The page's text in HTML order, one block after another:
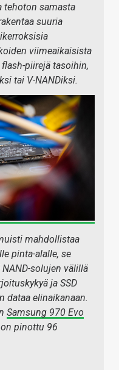
tehoton samasta
suuria
viimeaikaisista
piirejä tasoihin,
tai V-NANDiksi.
mahdollistaa
pinta-alalle, se
solujen välillä
ja SSD
dataa elinaikanaan.
Samsung 970 Evo
pinottu 96